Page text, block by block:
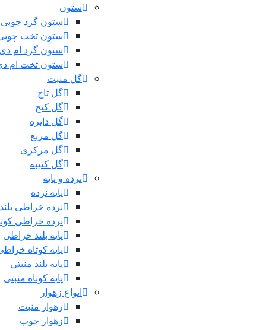
ستون
ستون گرد چوبی
ستون تخت
ستون گرد ام
ستون تخت ام
گل منبت
گل تاج
گل کنج
گل دایره
گل مربع
گل مرکزی
گل کتیبه
نرده و پایه
پایه نرده
نرده خراطی بلند
نرده خراطی
پایه بلند خراطی
پایه کوتاه
پایه بلند منبتی
پایه کوتاه منبتی
انواع زهوار
زهوار منبت
زهوار چوب